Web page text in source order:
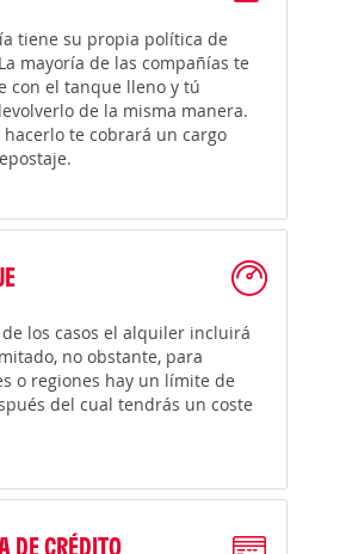
tiene su propia política de
mayoría de las compañías te
con el tanque lleno y tú
de la misma manera.
hacerlo te cobrará un cargo
los casos el alquiler incluirá
no obstante, para
o regiones hay un límite de
del cual tendrás un coste
DE CRÉDITO